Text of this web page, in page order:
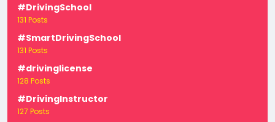
#DrivingSchool
131 Posts
#SmartDrivingSchool
131 Posts
#drivinglicense
128 Posts
#DrivingInstructor
127 Posts